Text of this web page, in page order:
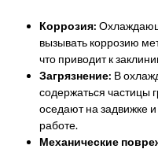
Коррозия:
вызывать коррозию
что приводит к
Загрязнение: В
содержаться частицы
оседают на задвижке
работе.
Механические